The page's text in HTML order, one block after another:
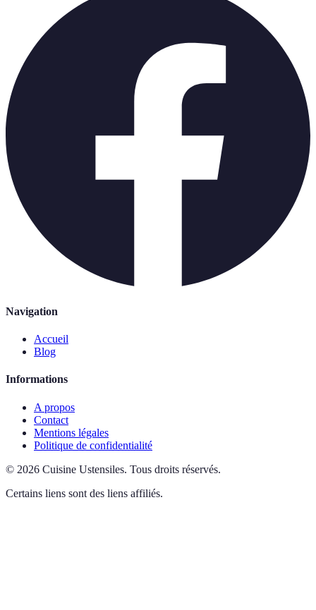
Navigation
Accueil
Blog
Informations
A propos
Contact
Mentions légales
Politique de confidentialité
© 2026 Cuisine Ustensiles. Tous droits réservés.
Certains liens sont des liens affiliés.